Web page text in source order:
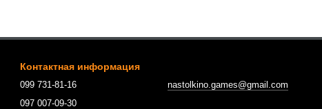
Контактная информация
099 731-81-16
097 007-09-30
nastolkino.games@gmail.com